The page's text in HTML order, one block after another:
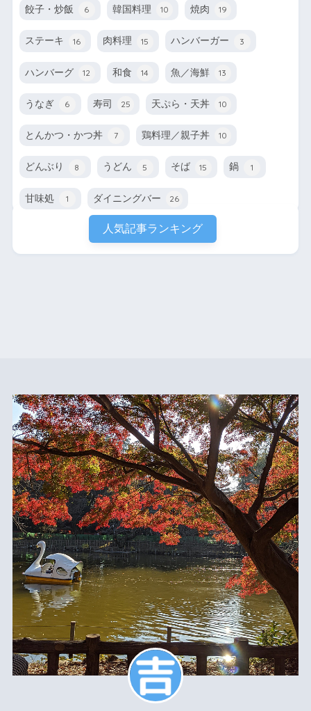
餃子・炒飯 6 韓国料理 10 焼肉 19
ステーキ 16 肉料理 15 ハンバーガー 3
ハンバーグ 12 和食 14 魚／海鮮 13
うなぎ 6 寿司 25 天ぷら・天丼 10
とんかつ・かつ丼 7 鶏料理／親子丼 10
どんぶり 8 うどん 5 そば 15 鍋 1
甘味処 1 ダイニングバー 26
人気記事ランキング